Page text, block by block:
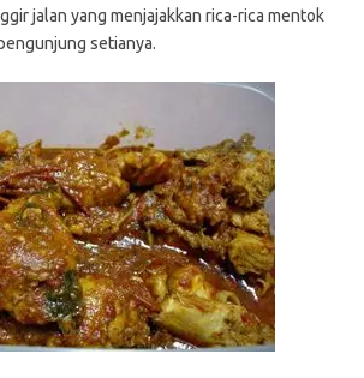
jalan yang menjajakkan rica-rica mentok
setianya.